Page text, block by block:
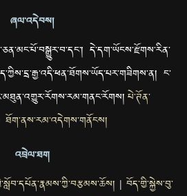
ཞལ་འདེབས།
དེ་དག་ཡོངས་རྫོགས་རིན་
ང་
པེ་ཊོན་
འབྲེལ་ཐག
| བོད་གྱི་སྐྱེས་བུ་